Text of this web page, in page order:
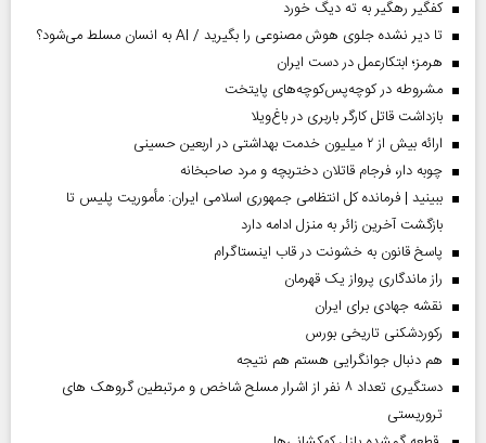
کفگیر رهگیر به ته دیگ خورد
تا دیر نشده جلوی هوش مصنوعی را بگیرید / AI به انسان مسلط می‌شود؟
هرمز؛ ابتکارعمل در دست ایران
مشروطه در کوچه‌پس‌کوچه‌های پایتخت
بازداشت قاتل کارگر باربری در باغ‌ویلا
ارائه بیش از ۲ میلیون خدمت بهداشتی در اربعین حسینی
چوبه دار، فرجام قاتلان دختربچه و مرد صاحبخانه
ببینید | فرمانده کل انتظامی جمهوری اسلامی ایران­: مأموریت پلیس تا
بازگشت آخرین زائر به منزل ادامه دارد
پاسخ قانون به خشونت در قاب اینستاگرام
راز ماندگاری پرواز یک قهرمان
نقشه جهادی برای ایران
رکوردشکنی تاریخی بورس
هم دنبال جوانگرایی هستم هم نتیجه
دستگیری تعداد ۸ نفر از اشرار مسلح شاخص و مرتبطین گروهک های
تروریستی